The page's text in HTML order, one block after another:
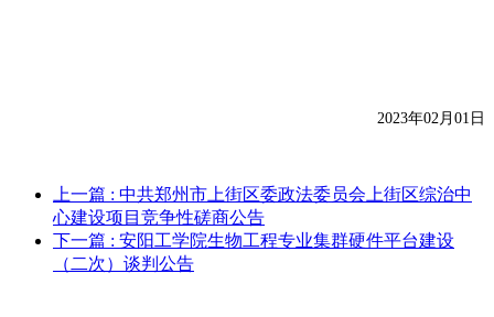
2023年02月 01 日
上一篇 : 中共郑州市上街区委政法委员会上街区综治中
心建设项目竞争性磋商公告
下一篇 : 安阳工学院生物工程专业集群硬件平台建设
（二次）谈判公告